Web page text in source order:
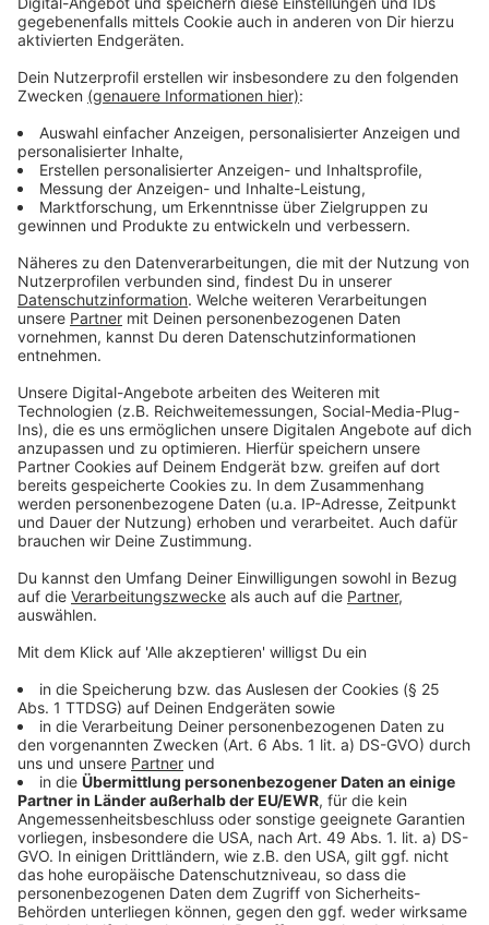
Wichtig: Das Originalbild muss auf DIN A3 sein. Damit
eine Einverständniserklärung der Eltern mitgeschickt
werden. Die Gewinner können mehrere Preise
bekommen, unter anderem auch einen Tag im
Calevornia. Außerdem gibt es Geldpreise für die
Klassenkassen der prämierten Bilder und einen
besonderen Ausflug zur wupsi mit einem Blick hinter
Anzeige
Weitere Meldungen aus Leverkusen
Anzeige
Neuer Leverkusener Stadtrat kommt zusammen
Halloween in Leverkusen: Polizei verstärkt im Einsatz
Anzeige
Anzeige